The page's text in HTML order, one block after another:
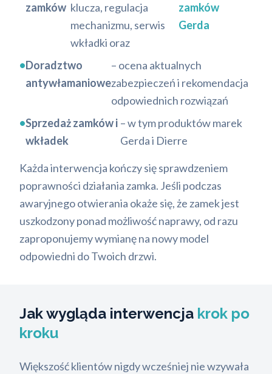
zamków klucza, regulacja
mechanizmu, serwis
wkładki oraz
zamków
Gerda
•Doradztwo
antywłamaniowe
– ocena aktualnych
zabezpieczeń i rekomendacja
odpowiednich rozwiązań
•Sprzedaż zamków i
wkładek
– w tym produktów marek
Gerda i Dierre
Każda interwencja kończy się sprawdzeniem
poprawności działania zamka. Jeśli podczas
awaryjnego otwierania okaże się, że zamek jest
uszkodzony ponad możliwość naprawy, od razu
zaproponujemy wymianę na nowy model
odpowiedni do Twoich drzwi.
Jak wygląda interwencja krok po
kroku
Większość klientów nigdy wcześniej nie wzywała